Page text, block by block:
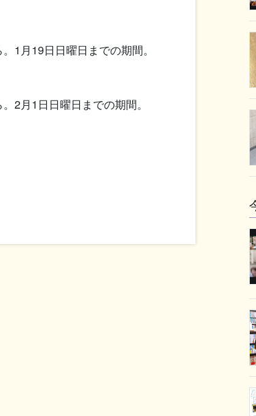
1月19日日曜日までの期間。
2月1日日曜日までの期間。